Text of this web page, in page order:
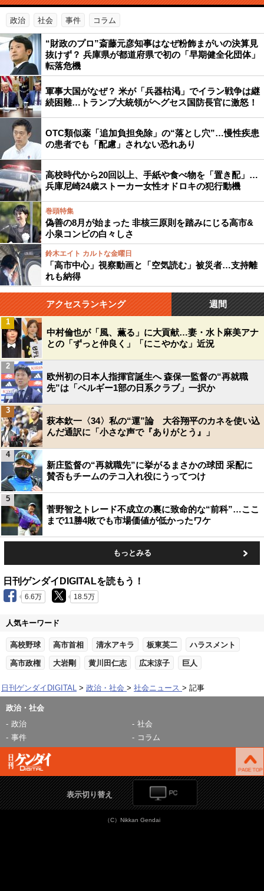
政治 社会 事件 コラム
“財政のプロ”斎藤元彦知事はなぜ粉飾まがいの決算見
抜けず？ 兵庫県が都道府県で初の「早期健全化団体」
転落危機
軍事大国がなぜ？ 米が「兵器枯渇」でイラン戦争は継
続困難…トランプ大統領がヘグセス国防長官に激怒！
OTC類似薬「追加負担免除」の“落とし穴”…慢性疾患
の患者でも「配慮」されない恐れあり
高校時代から20回以上、手紙や食べ物を「置き配」…
兵庫尼崎24歳ストーカー女性オドロキの犯行動機
巻頭特集
偽善の8月が始まった 非核三原則を踏みにじる高市&
小泉コンビの白々しさ
鈴木エイト カルトな金曜日
「高市中心」視察動画と「空気読む」被災者…支持離
れも納得
アクセスランキング 週間
中村倫也が「風、薫る」に大貢献…妻・水卜麻美アナ
との「ずっと仲良く」「にこやかな」近況
1
欧州初の日本人指揮官誕生へ 森保一監督の“再就職
先”は「ベルギー1部の日系クラブ」一択か
2
萩本欽一〈34〉私の“運”論 大谷翔平のカネを使い込
んだ通訳に「小さな声で『ありがとう』」
3
新庄監督の“再就職先”に挙がるまさかの球団 采配に
賛否もチームのテコ入れ役にうってつけ
4
菅野智之トレード不成立の裏に致命的な“前科”…ここ
まで11勝4敗でも市場価値が低かったワケ
5
もっとみる
日刊ゲンダイDIGITALを読もう！
6.6万 18.5万
人気キーワード
高校野球 高市首相 清水アキラ 板東英二 ハラスメント
高市政権 大岩剛 黄川田仁志 広末涼子 巨人
日刊ゲンダイDIGITAL 政治・社会 社会ニュース 記事
政治・社会
政治
社会
事件
コラム
表示切り替え
（C）Nikkan Gendai